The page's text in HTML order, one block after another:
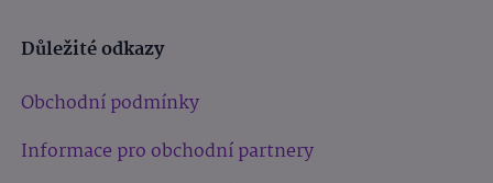
Důležité odkazy
Obchodní podmínky
Informace pro obchodní partnery